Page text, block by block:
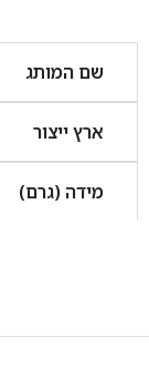
שם המותג
ארץ ייצור
מידה (גרם)